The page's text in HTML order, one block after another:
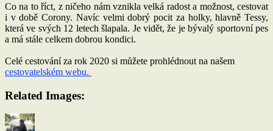
Co na to říct, z ničeho nám vznikla velká radost a možnost, cestovat
i v době Corony. Navíc velmi dobrý pocit za holky, hlavně Tessy,
která ve svých 12 letech šlapala. Je vidět, že je bývalý sportovní pes
a má stále celkem dobrou kondici.
Celé cestování za rok 2020 si můžete prohlédnout na našem
cestovatelském webu.
Related Images:
Autor: